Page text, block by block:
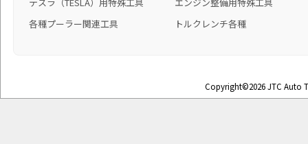
テスラ（TESLA）用特殊工具
エンジン整備用特殊工具
各種プーラー関連工具
トルクレンチ各種
Copyright©2026 JTC Auto